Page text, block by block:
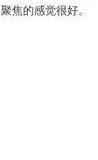
焦的感觉很好。